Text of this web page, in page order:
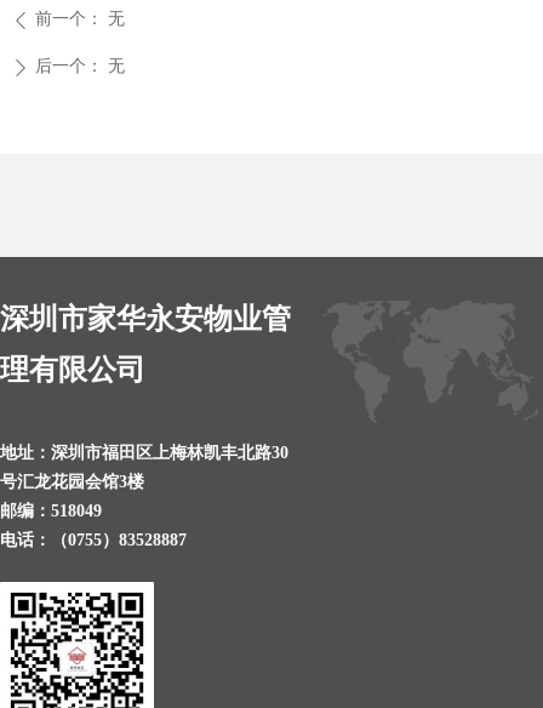
ꄴ 前一个： 无
ꄲ 后一个： 无
深圳市家华永安物业管
理有限公司
地址：深圳市福田区上梅林凯丰北路30
号汇龙花园会馆3楼
邮编：518049
电话：（0755）83528887